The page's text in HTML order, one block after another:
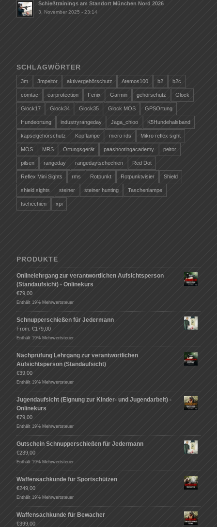
Schießtrainings am Standort München Nord 2026
3. November 2025 - 23:14
SCHLAGWÖRTER
3m 3mpeltor aktivergehörschutz Atemos100 b2 b2c
comtac earprotection Fenix Garmin gehörschutz Glock
Glock17 Glock34 Glock35 Glock MOS GPSOrtung
Hundeortung industryrangeday Jaga_chioo K5Hundehalsband
kapselgehörschutz Kopflampe micro rds Mikro reflex sight
MOS MRS Ortungsgerät paashootingacademy peltor
pilsen rangeday rangedaytschechien Red Dot
Reflex Mini Sights rms Rotpunkt Rotpunktvisier Shield
shield sights steiner steiner hunting Taschenlampe
tschechien xpi
PRODUKTE
Onlinelehrgang zur verantwortlichen Aufsichtsperson
(Standaufsicht) - Onlinekurs
€79,00
Enthält 19% Mehrwertsteuer
Schnupperschießen für Jedermann
From: €179,00
Enthält 19% Mehrwertsteuer
Nachprüfung Lehrgang zur verantwortlichen
Aufsichtsperson (Standaufsicht)
€39,00
Enthält 19% Mehrwertsteuer
Jugendaufsicht (Eignung zur Kinder- und Jugendarbeit) -
Onlinekurs
€79,00
Enthält 19% Mehrwertsteuer
Gutschein Schnupperschießen für Jedermann
€239,00
Enthält 19% Mehrwertsteuer
Waffensachkunde für Sportschützen
€249,00
Enthält 19% Mehrwertsteuer
Waffensachkunde für Bewacher
€399,00